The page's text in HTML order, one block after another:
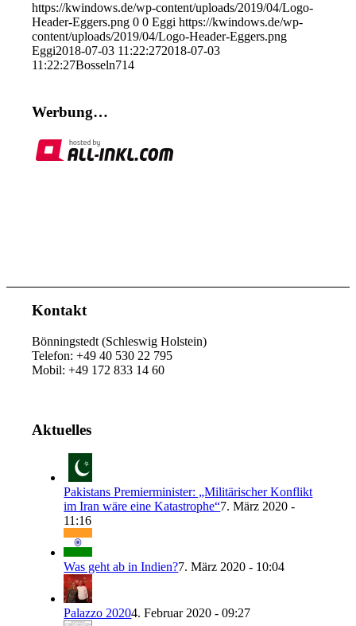
https://kwindows.de/wp-content/uploads/2019/04/Logo-
Header-Eggers.png 0 0 Eggi https://kwindows.de/wp-
content/uploads/2019/04/Logo-Header-Eggers.png
Eggi2018-07-03 11:22:272018-07-03
11:22:27Bosseln714
Werbung…
Kontakt
Bönningstedt (Schleswig Holstein)
Telefon: +49 40 530 22 795
Mobil: +49 172 833 14 60
Aktuelles
Pakistans Premierminister: „Militärischer Konflikt
im Iran wäre eine Katastrophe“7. März 2020 -
11:16
Was geht ab in Indien?7. März 2020 - 10:04
Palazzo 20204. Februar 2020 - 09:27